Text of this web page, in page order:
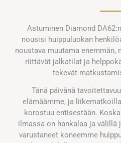
Astuminen Diamond
nousisi huippuluokan
noustava muutama enemmän,
riittävät jalkatilat ja
tekevät
Tänä päivänä
elämäämme, ja
korostuu entisestään.
ilmassa on hankalaa ja välillä
varustaneet koneemme